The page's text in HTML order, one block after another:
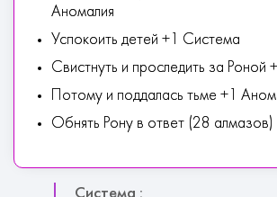
Аномалия
Успокоить детей +1 Система
Свистнуть и проследить за Роной
Потому и поддалась тьме +1
Обнять Рону в ответ (28 алмазов)
Система :